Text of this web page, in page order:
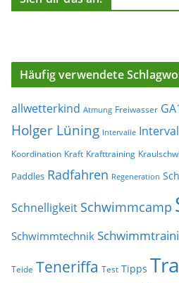
Häufig verwendete
allwetterkind Atmung Freiwasser
Holger Lüning Intervalle
Koordination Kraft Krafttraining
Paddles Radfahren Regeneration
Schnelligkeit Schwimmcamp
Schwimmtechnik
Teide Teneriffa Test Tipps